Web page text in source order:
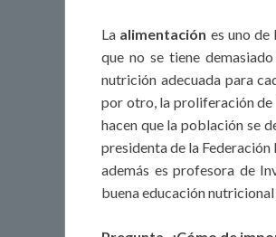
La alimentación es uno de
que no se tiene
nutrición adecuada para
por otro, la proliferación de
hacen que la población se
presidenta de la
además es profesora de
buena educación